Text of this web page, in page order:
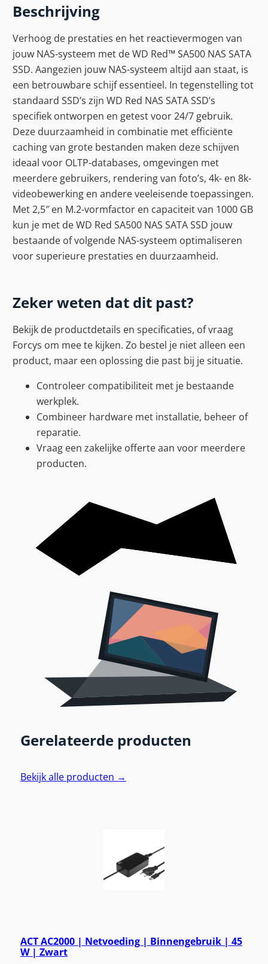
Beschrijving
Verhoog de prestaties en het reactievermogen van
jouw NAS-systeem met de WD Red™ SA500 NAS SATA
SSD. Aangezien jouw NAS-systeem altijd aan staat, is
een betrouwbare schijf essentieel. In tegenstelling tot
standaard SSD’s zijn WD Red NAS SATA SSD’s
specifiek ontworpen en getest voor 24/7 gebruik.
Deze duurzaamheid in combinatie met efficiënte
caching van grote bestanden maken deze schijven
ideaal voor OLTP-databases, omgevingen met
meerdere gebruikers, rendering van foto’s, 4k- en 8k-
videobewerking en andere veeleisende toepassingen.
Met 2,5″ en M.2-vormfactor en capaciteit van 1000 GB
kun je met de WD Red SA500 NAS SATA SSD jouw
bestaande of volgende NAS-systeem optimaliseren
voor superieure prestaties en duurzaamheid.
Zeker weten dat dit past?
Bekijk de productdetails en specificaties, of vraag
Forcys om mee te kijken. Zo bestel je niet alleen een
product, maar een oplossing die past bij je situatie.
Controleer compatibiliteit met je bestaande
werkplek.
Combineer hardware met installatie, beheer of
reparatie.
Vraag een zakelijke offerte aan voor meerdere
producten.
Gerelateerde producten
Bekijk alle producten →
ACT AC2000 | Netvoeding | Binnengebruik | 45
W | Zwart